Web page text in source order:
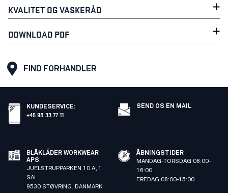
KVALITET OG VASKERÅD
DOWNLOAD PDF
FIND FORHANDLER
KUNDESERVICE:
+45 98 33 77 11
SEND OS EN MAIL
BLÅKLÄDER WORKWEAR
APS
JUELSTRUPPARKEN 10 A, 1.
SAL
9530 STØVRING, DANMARK
ÅBNINGSTIDER
MANDAG-TORSDAG 08:00-
16:00
FREDAG 08:00-15:00